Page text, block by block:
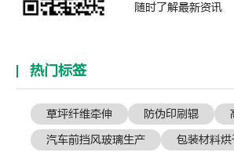
随时了解最新资讯
热门标签
草坪纤维牵伸 防伪印刷辊
汽车前挡风玻璃生产
包装材料烘